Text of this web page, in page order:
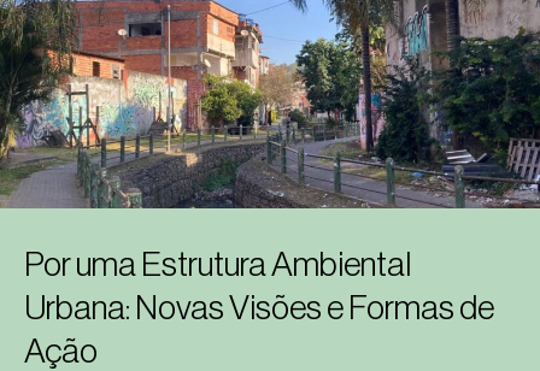
Por uma Estrutura Ambiental
Urbana: Novas Visões e Formas de
Ação